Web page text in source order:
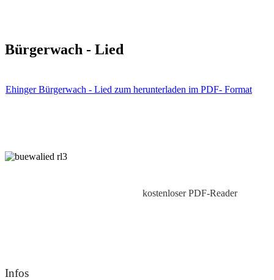
Bürgerwach - Lied
Ehinger Bürgerwach - Lied zum herunterladen im PDF- Format
kostenloser PDF-Reader
Infos